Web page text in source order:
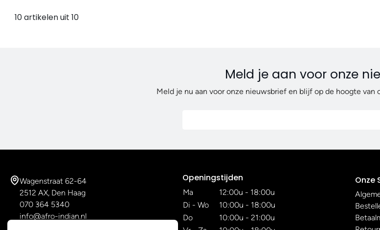
10 artikelen uit 10
Meld je aan voor onze
Meld je nu aan voor onze nieuwsbrief en blijf op de hoogte van
Wagenstraat 62-64
2512 AX, Den Haag
070 364 5340
info@afro-indian.nl
Openingstijden
Ma
12:00u - 18:00u
Di - Wo
10:00u - 18:00u
Do
10:00u - 21:00u
Onze